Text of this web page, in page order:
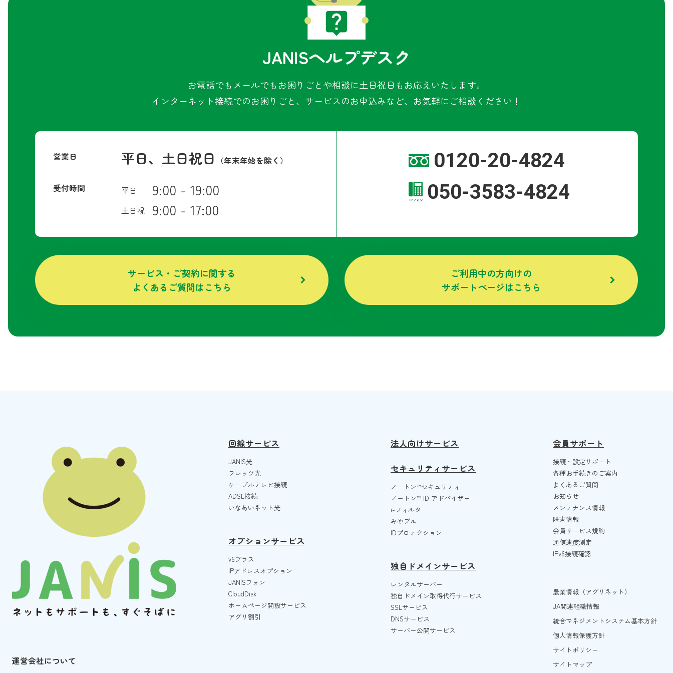
JANISヘルプデスク
お電話でもメールでもお困りごとや相談に土日祝日もお応えいたします。
インターネット接続でのお困りごと、サービスのお申込みなど、お気軽にご相談ください！
営業日 平日、土日祝日 （年末年始を除く）
受付時間 平日 9:00 - 19:00
土日祝 9:00 - 17:00
0120-20-4824
050-3583-4824
サービス・ご契約に関する
よくあるご質問はこちら
ご利用中の方向けの
サポートページはこちら
運営会社について
回線サービス
JANIS光
フレッツ光
ケーブルテレビ接続
ADSL接続
いなあいネット光
オプションサービス
v6プラス
IPアドレスオプション
JANISフォン
CloudDisk
ホームページ開設サービス
アグリ割引
法人向けサービス
セキュリティサービス
ノートン™️セキュリティ
ノートン™️ ID アドバイザー
i-フィルター
みやブル
IDプロテクション
独自ドメインサービス
レンタルサーバー
独自ドメイン取得代行サービス
SSLサービス
DNSサービス
サーバー公開サービス
会員サポート
接続・設定サポート
各種お手続きのご案内
よくあるご質問
お知らせ
メンテナンス情報
障害情報
会員サービス規約
通信速度測定
IPv6接続確認
農業情報（アグリネット）
JA関連組織情報
統合マネジメントシステム基本方針
個人情報保護方針
サイトポリシー
サイトマップ